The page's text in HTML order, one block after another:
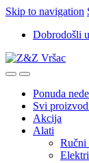
Skip to navigation
Dobrodošli
Ponuda
Svi
Akcija
Alati
Ručni